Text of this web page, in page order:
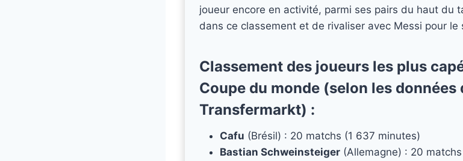
joueur encore en activité, parmi ses pairs du haut du
dans ce classement et de rivaliser avec Messi pour le
Classement des joueurs les plus
Coupe du monde (selon les
Transfermarkt) :
Cafu (Brésil) : 20 matchs (1 637 minutes)
Bastian Schweinsteiger (Allemagne) : 20